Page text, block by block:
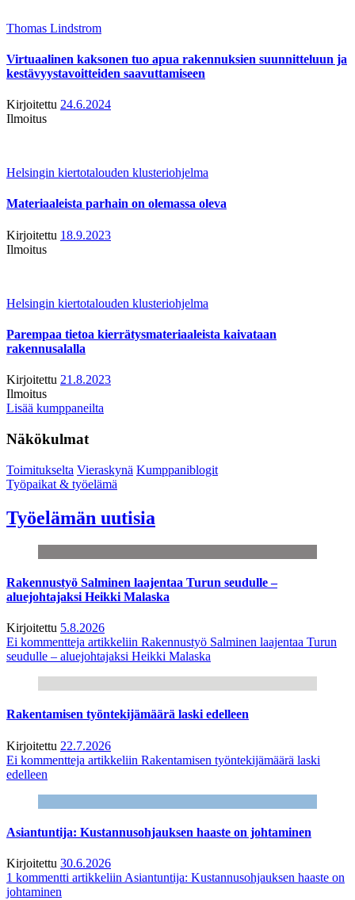
Thomas Lindstrom
Virtuaalinen kaksonen tuo apua rakennuksien suunnitteluun ja
kestävyystavoitteiden saavuttamiseen
Kirjoitettu 24.6.2024
Ilmoitus
Helsingin kiertotalouden klusteriohjelma
Materiaaleista parhain on olemassa oleva
Kirjoitettu 18.9.2023
Ilmoitus
Helsingin kiertotalouden klusteriohjelma
Parempaa tietoa kierrätysmateriaaleista kaivataan
rakennusalalla
Kirjoitettu 21.8.2023
Ilmoitus
Lisää kumppaneilta
Näkökulmat
Toimitukselta Vieraskynä Kumppaniblogit
Työpaikat & työelämä
Työelämän uutisia
Rakennustyö Salminen laajentaa Turun seudulle –
aluejohtajaksi Heikki Malaska
Kirjoitettu 5.8.2026
Ei kommentteja artikkeliin Rakennustyö Salminen laajentaa Turun
seudulle – aluejohtajaksi Heikki Malaska
Rakentamisen työntekijämäärä laski edelleen
Kirjoitettu 22.7.2026
Ei kommentteja artikkeliin Rakentamisen työntekijämäärä laski
edelleen
Asiantuntija: Kustannusohjauksen haaste on johtaminen
Kirjoitettu 30.6.2026
1 kommentti artikkeliin Asiantuntija: Kustannusohjauksen haaste on
johtaminen